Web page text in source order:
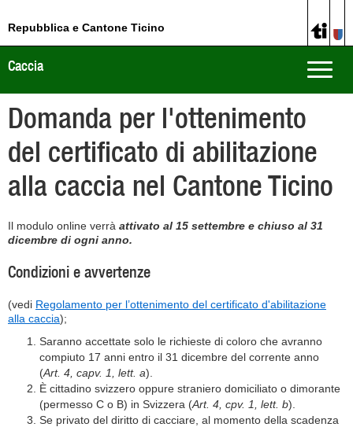
Repubblica e Cantone Ticino
Toggle
Caccia
Domanda per l'ottenimento
del certificato di abilitazione
alla caccia nel Cantone Ticino
Il modulo online verrà attivato al 15 settembre e chiuso al 31
dicembre di ogni anno.
Condizioni e avvertenze
(vedi Regolamento per l’ottenimento del certificato d'abilitazione
alla caccia);
Saranno accettate solo le richieste di coloro che avranno
compiuto 17 anni entro il 31 dicembre del corrente anno
(Art. 4, capv. 1, lett. a).
È cittadino svizzero oppure straniero domiciliato o dimorante
(permesso C o B) in Svizzera (Art. 4, cpv. 1, lett. b).
Se privato del diritto di cacciare, al momento della scadenza